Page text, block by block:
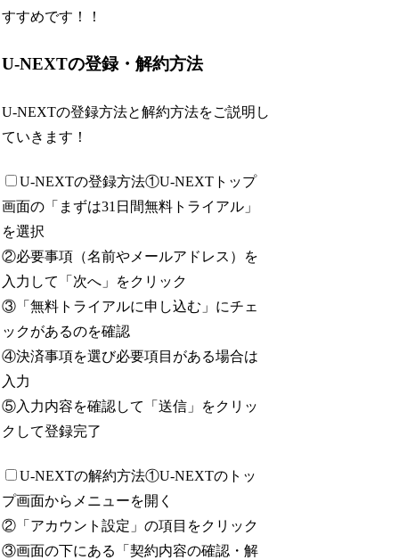
すすめです！！
U-NEXTの登録・解約方法
U-NEXTの登録方法と解約方法をご説明し
ていきます！
U-NEXTの登録方法①U-NEXTトップ
画面の「まずは31日間無料トライアル」
を選択
②必要事項（名前やメールアドレス）を
入力して「次へ」をクリック
③「無料トライアルに申し込む」にチェ
ックがあるのを確認
④決済事項を選び必要項目がある場合は
入力
⑤入力内容を確認して「送信」をクリッ
クして登録完了
U-NEXTの解約方法①U-NEXTのトッ
プ画面からメニューを開く
②「アカウント設定」の項目をクリック
③画面の下にある「契約内容の確認・解